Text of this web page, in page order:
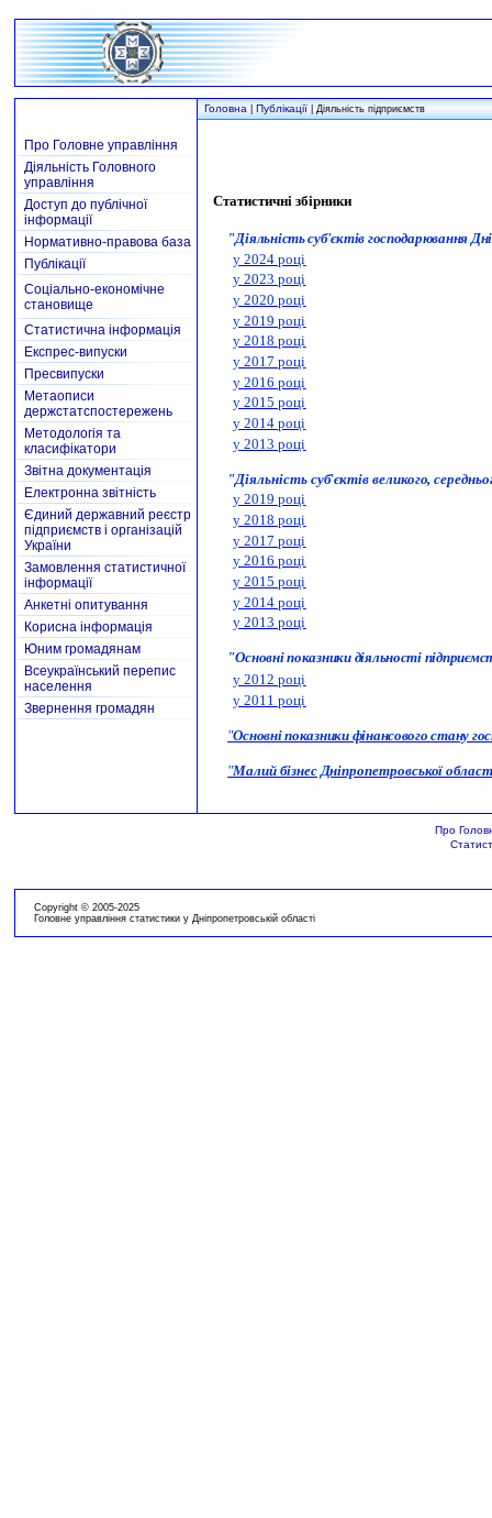
Головна Публікації | Діяльність підприємств
Про Головне управління
Діяльність Головного
управління
Доступ до публічної
інформації
Нормативно-правова база
Публікації
Соціально-економічне
становище
Статистична інформація
Експрес-випуски
Пресвипуски
Метаописи
держстатспостережень
Методологія та
класифікатори
Звітна документація
Електронна звітність
Єдиний державний реєстр
підприємств і організацій
України
Замовлення статистичної
інформації
Анкетні опитування
Корисна інформація
Юним громадянам
Всеукраїнський перепис
населення
Звернення громадян
Статистичні збірники
"Діяльність суб'єктів господарювання
у 2024 році
у 2023 році
у 2020 році
у 2019 році
у 2018 році
у 2017 році
у 2016 році
у 2015 році
у 2014 році
у 2013 році
"Діяльність суб'єктів великого,
у 2019 році
у 2018 році
у 2017 році
у 2016 році
у 2015 році
у 2014 році
у 2013 році
"Основні показники діяльності
у 2012 році
у 2011 році
"Основні показники фінансового стану
"Малий бізнес Дніпропетровської
Про
Copyright © 2005-2025
Головне управління статистики у Дніпропетровській області